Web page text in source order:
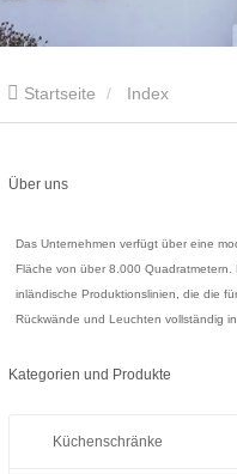
Startseite Index
Über uns
Das Unternehmen verfügt über eine
Fläche von über 8.000
inländische Produktionslinien, die die
Rückwände und Leuchten vollständig
Kategorien und Produkte
Küchenschränke